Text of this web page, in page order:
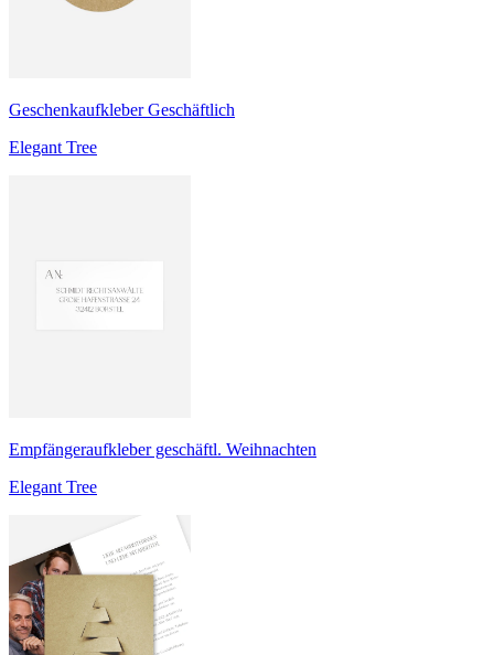
Geschenkaufkleber Geschäftlich
Elegant Tree
Empfängeraufkleber geschäftl. Weihnachten
Elegant Tree